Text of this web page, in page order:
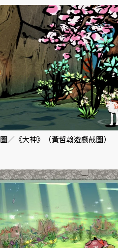
圖／《大神》（黃哲翰遊戲截圖）